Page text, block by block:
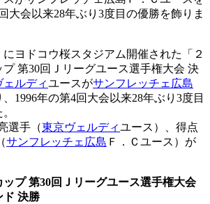
大会以来28年ぶり3度目の優勝を飾りま
ヨドコウ桜スタジアム開催された「２
プ 第30回Ｊリーグユース選手権大会 決
ェルディユースがサンフレッチェ広島
1996年の第4回大会以来28年ぶり3度目
選手（東京ヴェルディユース）、得点
サンフレッチェ広島 Ｆ．Ｃユース）が
ップ 第30回Ｊリーグユース選手権大会
ド 決勝